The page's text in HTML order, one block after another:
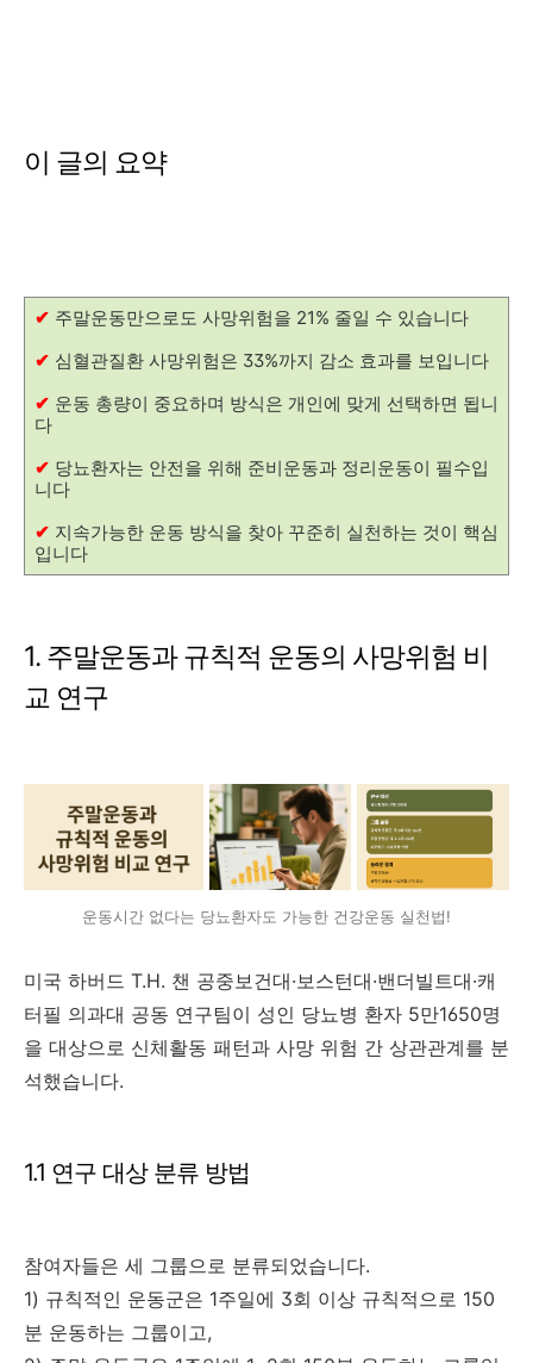
이 글의 요약
✔ 주말운동만으로도 사망위험을 21% 줄일 수 있습니다
✔ 심혈관질환 사망위험은 33%까지 감소 효과를 보입니다
✔ 운동 총량이 중요하며 방식은 개인에 맞게 선택하면 됩니
다
✔ 당뇨환자는 안전을 위해 준비운동과 정리운동이 필수입
니다
✔ 지속가능한 운동 방식을 찾아 꾸준히 실천하는 것이 핵심
입니다
1. 주말운동과 규칙적 운동의 사망위험 비
교 연구
운동시간 없다는 당뇨환자도 가능한 건강운동 실천법!
미국 하버드 T.H. 챈 공중보건대·보스턴대·밴더빌트대·캐
터필 의과대 공동 연구팀이 성인 당뇨병 환자 5만1650명
을 대상으로 신체활동 패턴과 사망 위험 간 상관관계를 분
석했습니다.
1.1 연구 대상 분류 방법
참여자들은 세 그룹으로 분류되었습니다.
1) 규칙적인 운동군은 1주일에 3회 이상 규칙적으로 150
분 운동하는 그룹이고,